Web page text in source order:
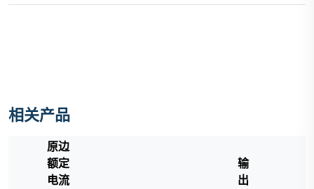
相关产品
原边
额定
电流
输
出